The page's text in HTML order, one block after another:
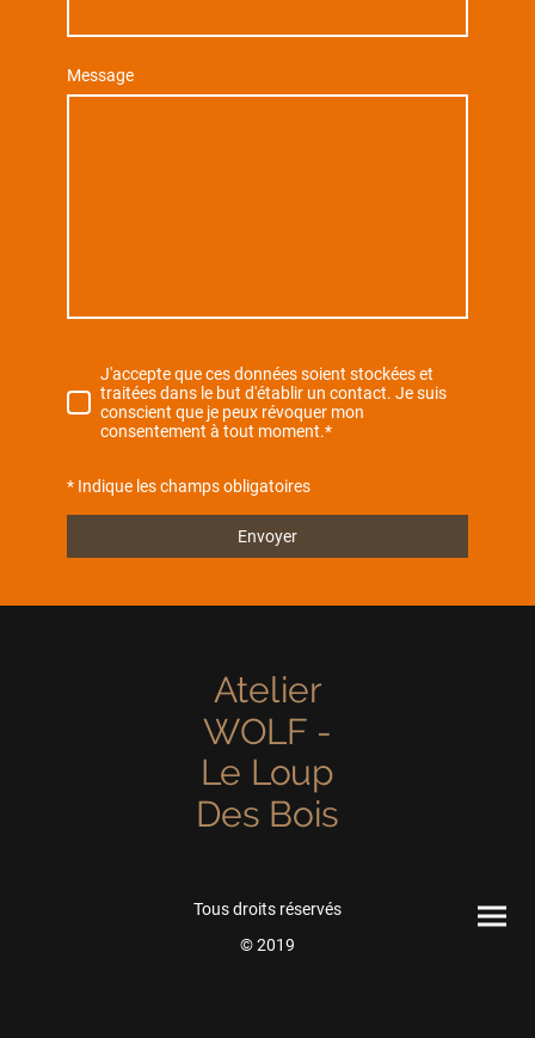
Message
J'accepte que ces données soient stockées et
traitées dans le but d'établir un contact. Je suis
conscient que je peux révoquer mon
consentement à tout moment.*
* Indique les champs obligatoires
Envoyer
Atelier
WOLF -
Le Loup
Des Bois
Tous droits réservés
© 2019